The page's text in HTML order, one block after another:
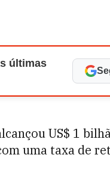
últimas
US$ 1
uma taxa de